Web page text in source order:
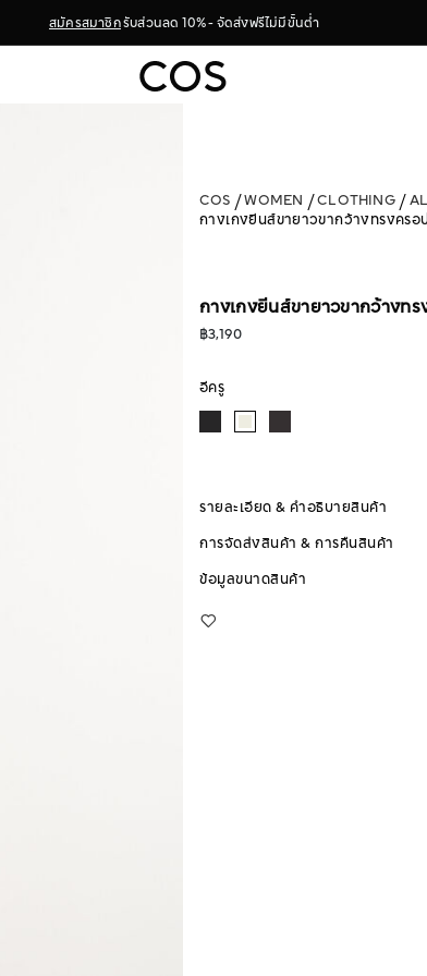
สมัครสมาชิกรับส่วนลด 10% - จัดส่งฟรีไม่มีขั้นต่ำ
COS WOMEN CLOTHING
กางเกงยีนส์ขายาวขากว้างทรงครอ
กางเกงยีนส์ขายาวขากว้างท
฿3,190
อีครู
รายละเอียด & คำอธิบายสินค้า
การจัดส่งสินค้า & การคืนสินค้า
ข้อมูลขนาดสินค้า